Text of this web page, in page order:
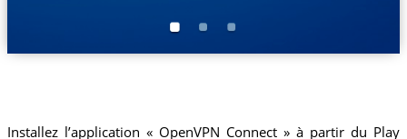
Installez l’application « OpenVPN Connect » à partir du Play